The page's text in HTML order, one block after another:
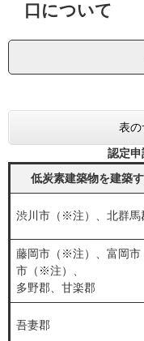
口について
表の
認定
低炭素建築物を建築
渋川市（※注）、北群馬
藤岡市（※注）、富岡
市（※注）、
多野郡、甘楽郡
吾妻郡